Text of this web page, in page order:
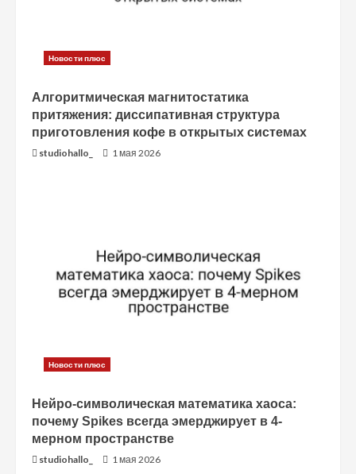
и
е
Новости плюс
Алгоритмическая магнитостатика
притяжения: диссипативная структура
приготовления кофе в открытых системах
studiohallo_ 1 мая 2026
Новости плюс
Нейро-символическая математика хаоса:
почему Spikes всегда эмерджирует в 4-
мерном пространстве
studiohallo_ 1 мая 2026